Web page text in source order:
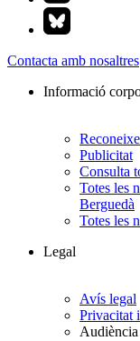
Contacta amb nosaltres
Informació
Publicitat
Consulta
Totes les
Berguedà
Totes les
Legal
Avís legal
Privacitat